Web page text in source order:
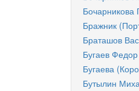
Бочарникова
Бражник
Браташов
Бугаев
Бугаева
Бутылин